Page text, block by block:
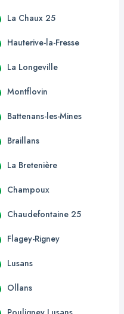
La Chaux 25
Hauterive-la-Fresse
La Longeville
Montflovin
Battenans-les-Mines
Braillans
La Bretenière
Champoux
Chaudefontaine 25
Flagey-Rigney
Lusans
Ollans